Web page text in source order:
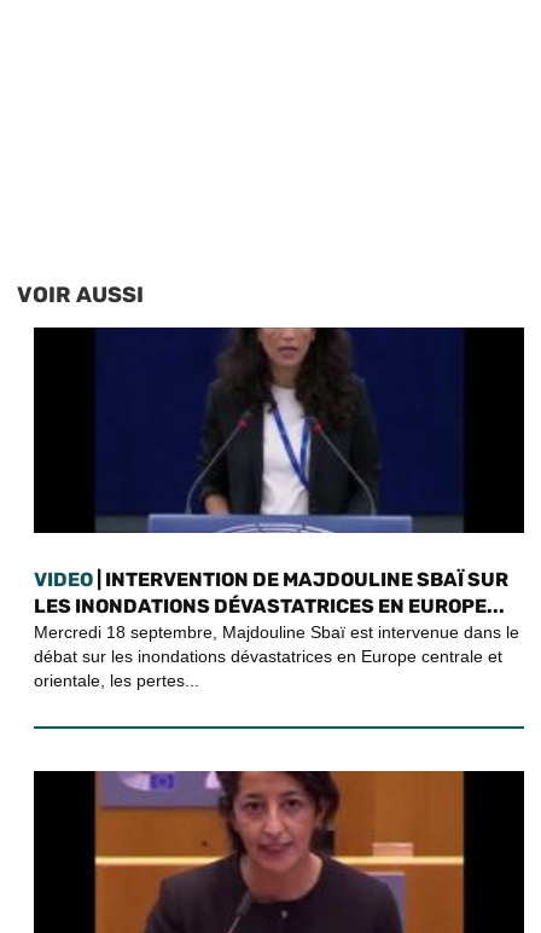
VOIR AUSSI
VIDEO | INTERVENTION DE MAJDOULINE SBAÏ SUR
LES INONDATIONS DÉVASTATRICES EN EUROPE...
Mercredi 18 septembre, Majdouline Sbaï est intervenue dans le
débat sur les inondations dévastatrices en Europe centrale et
orientale, les pertes...